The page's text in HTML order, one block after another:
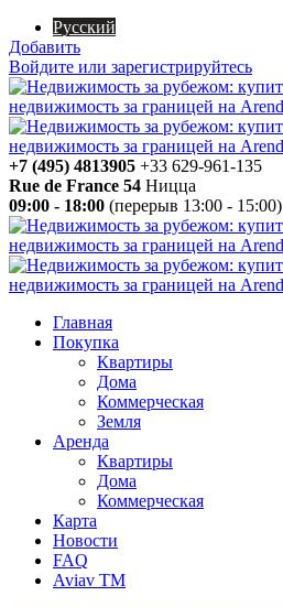
Русский
Добавить
Войдите или зарегистрируйтесь
+7 (495) 4813905 +33 629-961-135
Rue de France 54 Ницца
09:00 - 18:00 (перерыв 13:00 - 15:00)
Главная
Покупка
Квартиры
Дома
Коммерческая
Земля
Аренда
Квартиры
Дома
Коммерческая
Карта
Новости
FAQ
Aviav TM